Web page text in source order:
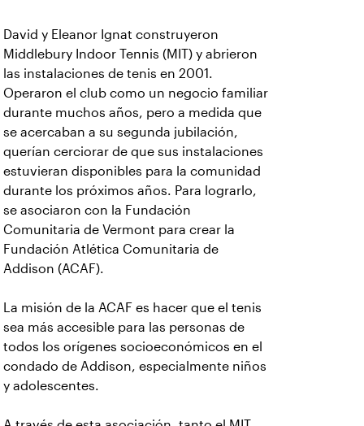
David y Eleanor Ignat construyeron
Middlebury Indoor Tennis (MIT) y abrieron
las instalaciones de tenis en 2001.
Operaron el club como un negocio familiar
durante muchos años, pero a medida que
se acercaban a su segunda jubilación,
querían cerciorar de que sus instalaciones
estuvieran disponibles para la comunidad
durante los próximos años. Para lograrlo,
se asociaron con la Fundación
Comunitaria de Vermont para crear la
Fundación Atlética Comunitaria de
Addison (ACAF).
La misión de la ACAF es hacer que el tenis
sea más accesible para las personas de
todos los orígenes socioeconómicos en el
condado de Addison, especialmente niños
y adolescentes.